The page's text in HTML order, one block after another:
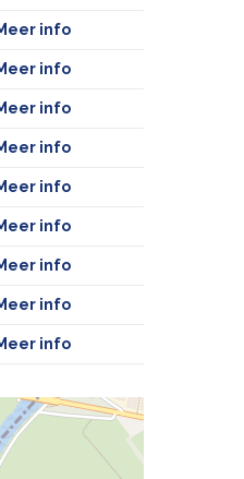
info
info
info
info
info
info
info
info
info